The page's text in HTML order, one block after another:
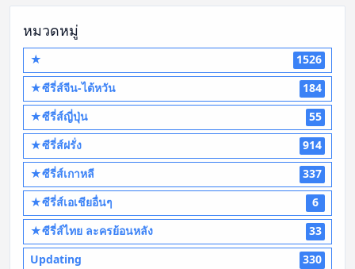
หมวดหมู่
★
1526
★ซีรี่ส์จีน-ไต้หวัน
184
★ซีรี่ส์ญี่ปุ่น
55
★ซีรี่ส์ฝรั่ง
914
★ซีรี่ส์เกาหลี
337
★ซีรี่ส์เอเชียอื่นๆ
6
★ซีรี่ส์ไทย ละครย้อนหลัง
33
Updating
330